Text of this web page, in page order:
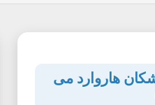
هاروارد می